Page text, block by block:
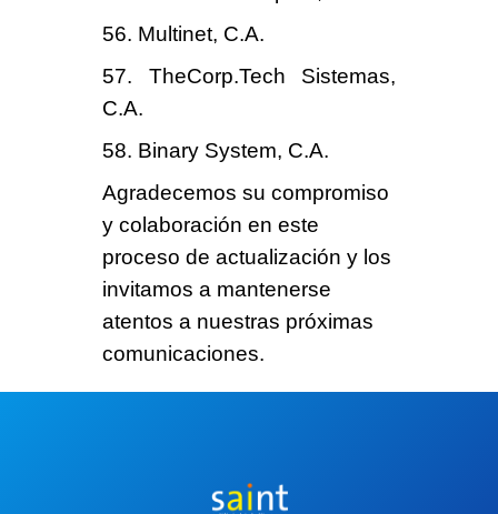
56. Multinet, C.A.
57. TheCorp.Tech Sistemas,
C.A.
58. Binary System, C.A.
Agradecemos su compromiso
y colaboración en este
proceso de actualización y los
invitamos a mantenerse
atentos a nuestras próximas
comunicaciones.